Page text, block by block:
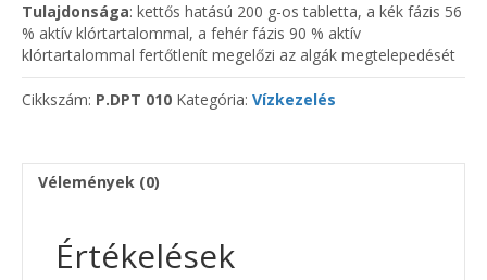
Tulajdonsága: kettős hatású 200 g-os tabletta, a kék fázis 56
% aktív klórtartalommal, a fehér fázis 90 % aktív
klórtartalommal fertőtlenít megelőzi az algák megtelepedését
Cikkszám: P.DPT 010 Kategória: Vízkezelés
Vélemények (0)
Értékelések